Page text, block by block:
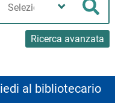
Ricerca avanzata
biblioteca
al bibliotecario